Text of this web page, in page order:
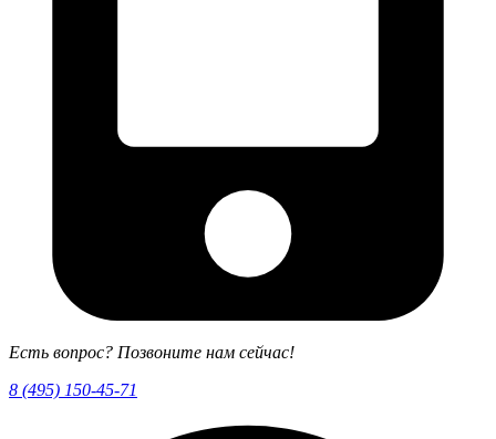
Есть вопрос? Позвоните нам сейчас!
8 (495) 150-45-71